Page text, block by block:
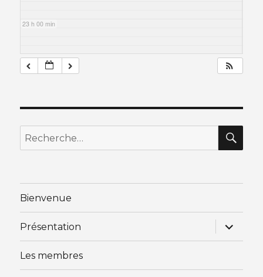
23 h 00 min
Recherche
pour
Bienvenue
Présentation
ouvrir
le
sous-
Les membres